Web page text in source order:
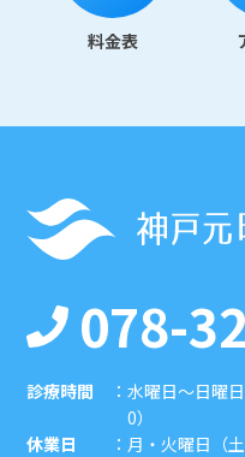
料金表
078-
診療時間 ：水曜日〜日曜
0）
休業日
： 月・火曜日（土